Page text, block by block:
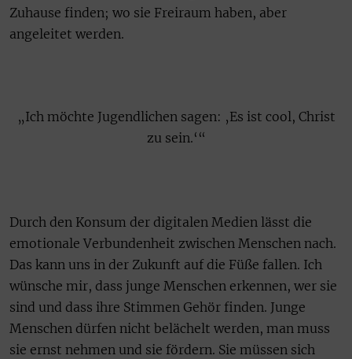
Zuhause finden; wo sie Freiraum haben, aber
angeleitet werden.
„Ich möchte Jugendlichen sagen: ‚Es ist cool, Christ
zu sein.‘“
Durch den Konsum der digitalen Medien lässt die
emotionale Verbundenheit zwischen Menschen nach.
Das kann uns in der Zukunft auf die Füße fallen. Ich
wünsche mir, dass junge Menschen erkennen, wer sie
sind und dass ihre Stimmen Gehör finden. Junge
Menschen dürfen nicht belächelt werden, man muss
sie ernst nehmen und sie fördern. Sie müssen sich